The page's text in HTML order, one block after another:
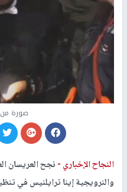
صورة
النجاح الإخباري -نجح العريسان
والنرويجية إينا ترايلنيس في